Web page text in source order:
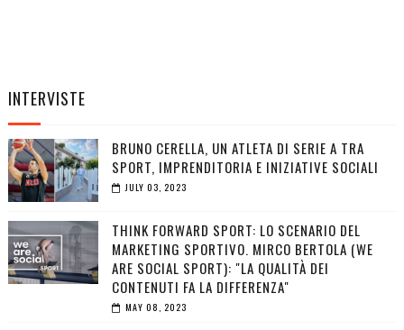
INTERVISTE
BRUNO CERELLA, UN ATLETA DI SERIE A TRA
SPORT, IMPRENDITORIA E INIZIATIVE SOCIALI
JULY 03, 2023
THINK FORWARD SPORT: LO SCENARIO DEL
MARKETING SPORTIVO. MIRCO BERTOLA (WE
ARE SOCIAL SPORT): "LA QUALITÀ DEI
CONTENUTI FA LA DIFFERENZA"
MAY 08, 2023